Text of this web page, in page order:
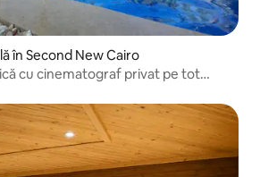
în Second New Cairo
cu cinematograf privat pe tot